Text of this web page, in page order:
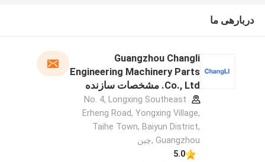
دربارهی ما
Guangzhou Changli
Engineering Machinery Parts
Co., Ltd. مشخصات سازنده
No. 4, Longxing Southeast
Erheng Road, Yongxing Village,
Taihe Town, Baiyun District,
Guangzhou ,چین
5.0